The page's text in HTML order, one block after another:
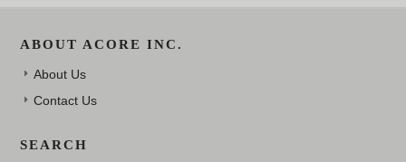
ABOUT ACORE INC.
About Us
Contact Us
SEARCH